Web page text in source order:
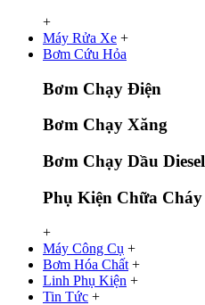
+
Máy Rửa Xe +
Bơm Cứu Hỏa
Bơm Chạy Điện
Bơm Chạy Xăng
Bơm Chạy Dầu Diesel
Phụ Kiện Chữa Cháy
+
Máy Công Cụ +
Bơm Hóa Chất +
Linh Phụ Kiện +
Tin Tức +